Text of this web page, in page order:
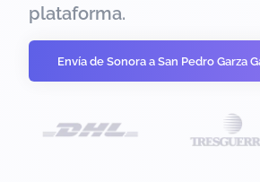
plataforma.
Envía de Sonora a San Pedro Garza